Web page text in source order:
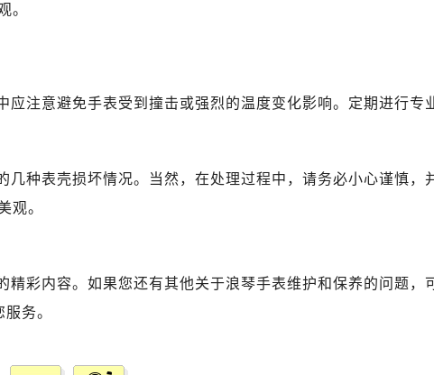
。
应注意避免手表受到撞击或强烈的温度变化影响。定期进行专
几种表壳损坏情况。当然，在处理过程中，请务必小心谨慎，
观。
精彩内容。如果您还有其他关于浪琴手表维护和保养的问题，
务。